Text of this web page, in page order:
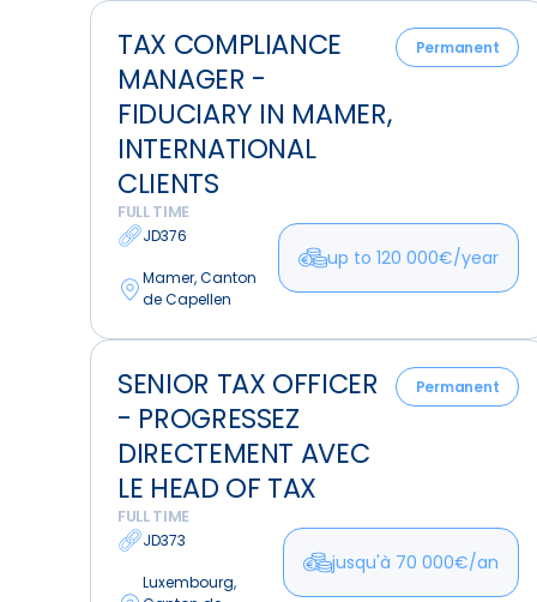
TAX COMPLIANCE
MANAGER -
FIDUCIARY IN MAMER,
INTERNATIONAL
CLIENTS
Permanent
FULL TIME
JD376
Mamer, Canton
de Capellen
up to 120 000€/year
Tax
Compliance
Manager
Fiduciary
Mamer,
International
Clients
SENIOR TAX OFFICER
- PROGRESSEZ
DIRECTEMENT AVEC
LE HEAD OF TAX
Permanent
FULL TIME
JD373
Luxembourg,
jusqu'à 70 000€/an
Senior
Tax
Officer
Progressez
Directement
avec
Head